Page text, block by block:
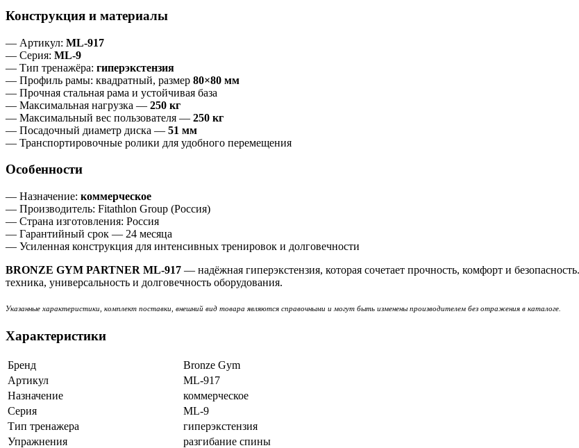
Конструкция и материалы
— Артикул: ML‑917
— Серия: ML‑9
— Тип тренажёра: гиперэкстензия
— Профиль рамы: квадратный, размер 80×80 мм
— Прочная стальная рама и устойчивая база
— Максимальная нагрузка — 250 кг
— Максимальный вес пользователя — 250 кг
— Посадочный диаметр диска — 51 мм
— Транспортировочные ролики для удобного перемещения
Особенности
— Назначение: коммерческое
— Производитель: Fitathlon Group (Россия)
— Страна изготовления: Россия
— Гарантийный срок — 24 месяца
— Усиленная конструкция для интенсивных тренировок и долговечности
BRONZE GYM PARTNER ML‑917 — надёжная гиперэкстензия, которая сочетает прочность, комфорт и
техника, универсальность и долговечность оборудования.
Указанные характеристики, комплект поставки, внешний вид товара являются справочными и могут быть изменены производителем без отражения в каталоге.
Характеристики
Бренд
Bronze Gym
Артикул
ML-917
Назначение
коммерческое
Серия
ML-9
Тип тренажера
гиперэкстензия
Упражнения
разгибание спины